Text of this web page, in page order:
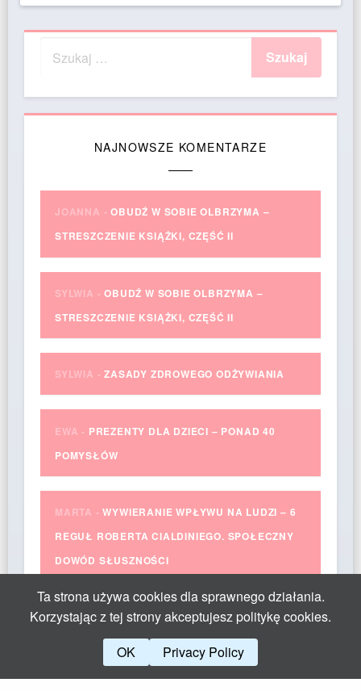
NAJNOWSZE KOMENTARZE
JOANNA -OBUDŹ W SOBIE OLBRZYMA –
STRESZCZENIE KSIĄŻKI, CZĘŚĆ II
SYLWIA -OBUDŹ W SOBIE OLBRZYMA –
STRESZCZENIE KSIĄŻKI, CZĘŚĆ II
SYLWIA -ZASADY ZDROWEGO ODŻYWIANIA
EWA - PREZENTY DLA DZIECI – PONAD 40
POMYSŁÓW
MARTA -WYWIERANIE WPŁYWU NA LUDZI – 6
REGUŁ ROBERTA CIALDINIEGO. SPOŁECZNY
DOWÓD SŁUSZNOŚCI
Theme by Yangiz
Ta strona używa cookies dla sprawnego działania.
Korzystając z tej strony akceptujesz politykę cookies.
OK
Privacy Policy